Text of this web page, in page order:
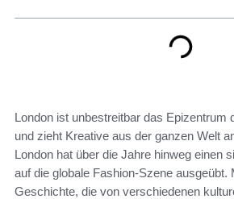
London ist unbestreitbar das Epizentrum
und zieht Kreative aus der ganzen Welt
London hat über die Jahre hinweg einen
auf die globale Fashion-Szene ausgeübt.
Geschichte, die von verschiedenen